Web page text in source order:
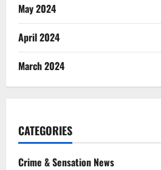
May 2024
April 2024
March 2024
CATEGORIES
Crime & Sensation News